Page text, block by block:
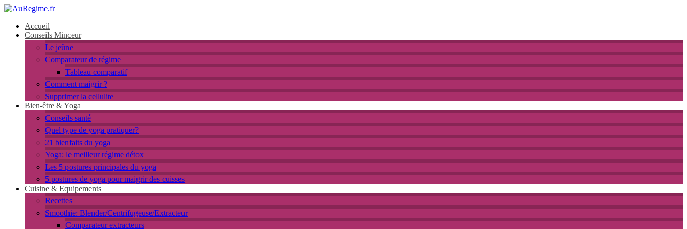
Accueil
Conseils Minceur
Le jeûne
Comparateur de régime
Tableau comparatif
Comment maigrir ?
Supprimer la cellulite
Bien-être & Yoga
Conseils santé
Quel type de yoga pratiquer?
21 bienfaits du yoga
Yoga: le meilleur régime détox
Les 5 postures principales du yoga
5 postures de yoga pour maigrir des cuisses
Cuisine & Equipements
Recettes
Smoothie: Blender/Centrifugeuse/Extracteur
Comparateur extracteurs